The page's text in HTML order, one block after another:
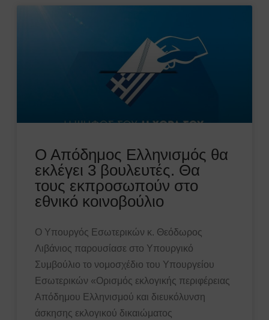
Ο Απόδημος Ελληνισμός θα
εκλέγει 3 βουλευτές. Θα
τους εκπροσωπούν στο
εθνικό κοινοβούλιο
Ο Υπουργός Εσωτερικών κ. Θεόδωρος
Λιβάνιος παρουσίασε στο Υπουργικό
Συμβούλιο το νομοσχέδιο του Υπουργείου
Εσωτερικών «Ορισμός εκλογικής περιφέρειας
Απόδημου Ελληνισμού και διευκόλυνση
άσκησης εκλογικού δικαιώματος